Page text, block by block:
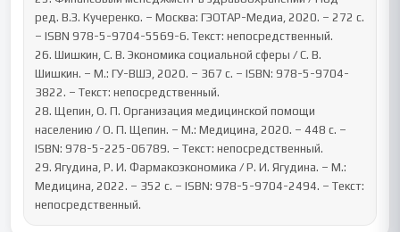
ред. В.З. Кучеренко. – Москва: ГЭОТАР-Медиа, 2020. – 272 с.
– ISBN 978-5-9704-5569-6. Текст: непосредственный.
26. Шишкин, С. В. Экономика социальной сферы / С. В.
Шишкин. – М.: ГУ-ВШЭ, 2020. – 367 с. – ISBN: 978-5-9704-
3822. – Текст: непосредственный.
28. Щепин, О. П. Организация медицинской помощи
населению / О. П. Щепин. – М.: Медицина, 2020. – 448 с. –
ISBN: 978-5-225-06789. – Текст: непосредственный.
29. Ягудина, Р. И. Фармакоэкономика / Р. И. Ягудина. – М.:
Медицина, 2022. – 352 с. – ISBN: 978-5-9704-2494. – Текст:
непосредственный.